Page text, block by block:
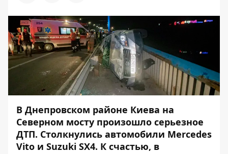
В Днепровском районе Киева на
Северном мосту произошло серьезное
ДТП. Столкнулись автомобили Mercedes
Vito и Suzuki SX4. К счастью, в